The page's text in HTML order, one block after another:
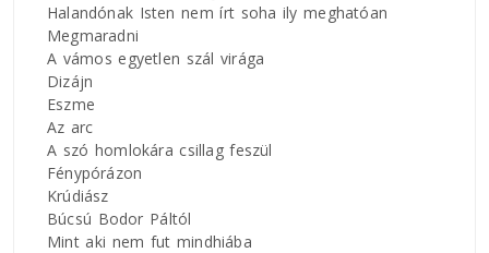
Halandónak Isten nem írt soha ily meghatóan
Megmaradni
A vámos egyetlen szál virága
Dizájn
Eszme
Az arc
A szó homlokára csillag feszül
Fénypórázon
Krúdiász
Búcsú Bodor Páltól
Mint aki nem fut mindhiába